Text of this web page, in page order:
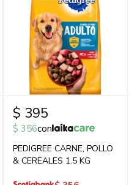
$ 395
$ 356con
PEDIGREE CARNE, POLLO
& CEREALES 1.5 KG